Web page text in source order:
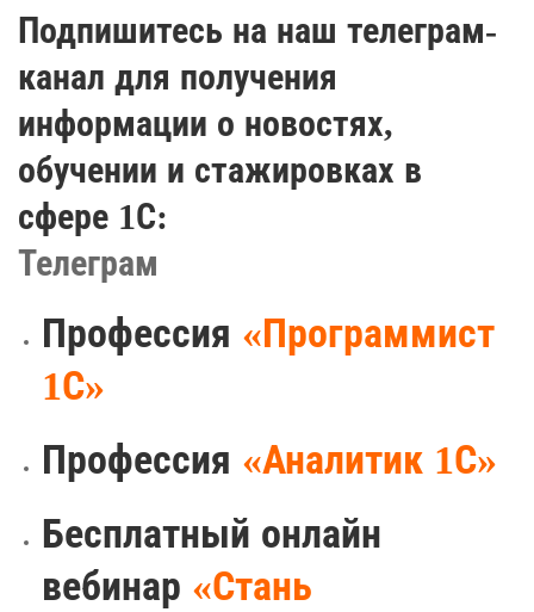
Подпишитесь на наш телеграм-
канал для получения
информации о новостях,
обучении и стажировках в
сфере 1С:
Телеграм
Профессия «Программист
1С»
Профессия «Аналитик 1С»
Бесплатный онлайн
вебинар «Стань